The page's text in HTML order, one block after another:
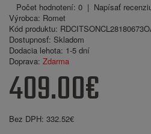
Počet hodnotení: 0 | Napísať
Výrobca: Romet
Kód produktu:
Dostupnosť: Skladom
Dodacia lehota: 1-5 dní
Doprava: Zdarma
409.00€
Bez DPH: 332.52€